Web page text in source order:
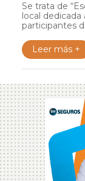
Se trata de
local
participantes
Leer más +